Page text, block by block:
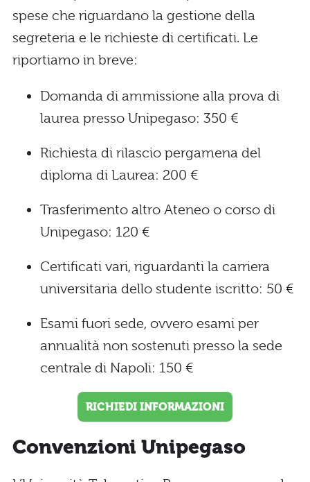
spese che riguardano la gestione della
segreteria e le richieste di certificati. Le
riportiamo in breve:
Domanda di ammissione alla prova di
laurea presso Unipegaso: 350 €
Richiesta di rilascio pergamena del
diploma di Laurea: 200 €
Trasferimento altro Ateneo o corso di
Unipegaso: 120 €
Certificati vari, riguardanti la carriera
universitaria dello studente iscritto: 50 €
Esami fuori sede, ovvero esami per
annualità non sostenuti presso la sede
centrale di Napoli: 150 €
RICHIEDI INFORMAZIONI
Convenzioni Unipegaso